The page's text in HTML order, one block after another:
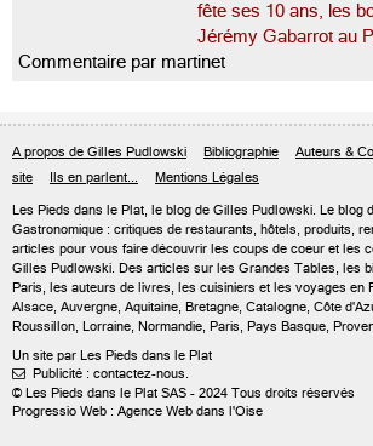
fête ses 10 ans, les
Jérémy Gabarrot au
Commentaire par martinet
A propos de Gilles Pudlowski Bibliographie Auteurs &
site
Ils en parlent... Mentions Légales
Les Pieds dans le Plat, le blog de Gilles Pudlowski. Le blog
Gastronomique : critiques de restaurants, hôtels, produits,
articles pour vous faire découvrir les coups de coeur et les
Gilles Pudlowski. Des articles sur les Grandes Tables, les
Paris, les auteurs de livres, les cuisiniers et les voyages en
Alsace, Auvergne, Aquitaine, Bretagne, Catalogne, Côte
Roussillon, Lorraine, Normandie, Paris, Pays Basque,
Un site par Les Pieds dans le Plat
 Publicité : contactez-nous.
© Les Pieds dans le Plat SAS - 2024 Tous droits réservés
Progressio Web : Agence Web dans l'Oise